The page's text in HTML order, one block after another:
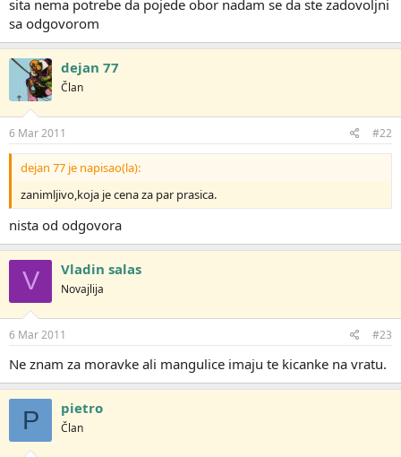
sita nema potrebe da pojede obor nadam se da ste zadovoljni
sa odgovorom
dejan 77
Član
6 Mar 2011 #22
dejan 77 je napisao(la):
zanimljivo,koja je cena za par prasica.
nista od odgovora
V Vladin salas
Novajlija
6 Mar 2011 #23
Ne znam za moravke ali mangulice imaju te kicanke na vratu.
P pietro
Član